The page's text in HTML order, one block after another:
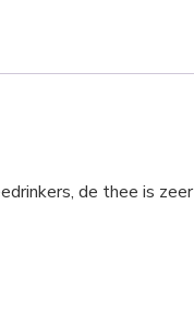
de thee is zeer